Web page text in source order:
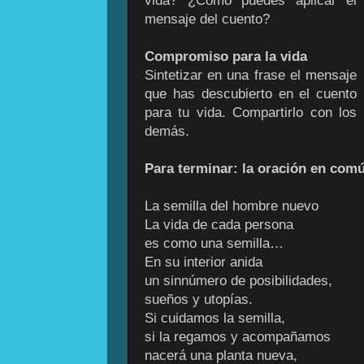
mensaje del cuento?
Compromiso para la vida
Sintetizar en una frase el mensaje
que has descubierto en el cuento
para tu vida. Compartirlo con los
demás.
Para terminar: la oración en
La semilla del hombre nuevo
La vida de cada persona
es como una semilla…
En su interior anida
un sinnúmero de posibilidades,
sueños y utopías.
Si cuidamos la semilla,
si la regamos y acompañamos
nacerá una planta nueva,